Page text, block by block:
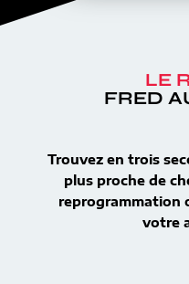
LE
FRED
Trouvez en trois
plus proche de
reprogrammation
votre